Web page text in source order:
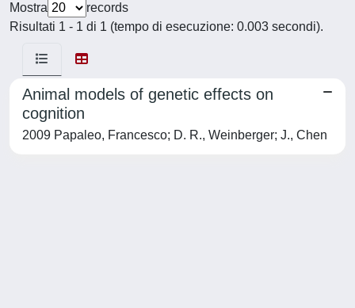
Mostra
records
Risultati 1 - 1 di 1 (tempo di esecuzione: 0.003 secondi).
Animal models of genetic effects on
cognition
2009 Papaleo, Francesco; D. R., Weinberger; J., Chen